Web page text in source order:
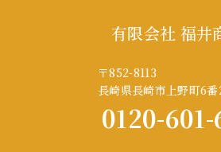
有限会社 福井
〒852-8113
長崎県長崎市上野町6
0120-601-